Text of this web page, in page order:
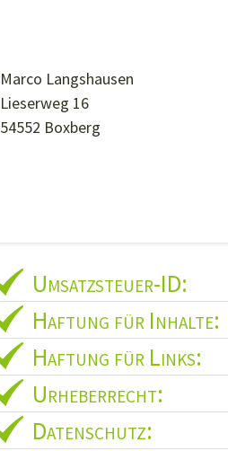
Marco Langshausen
Lieserweg 16
54552 Boxberg
Umsatzsteuer-ID:
Haftung für Inhalte:
Haftung für Links:
Urheberrecht:
Datenschutz: